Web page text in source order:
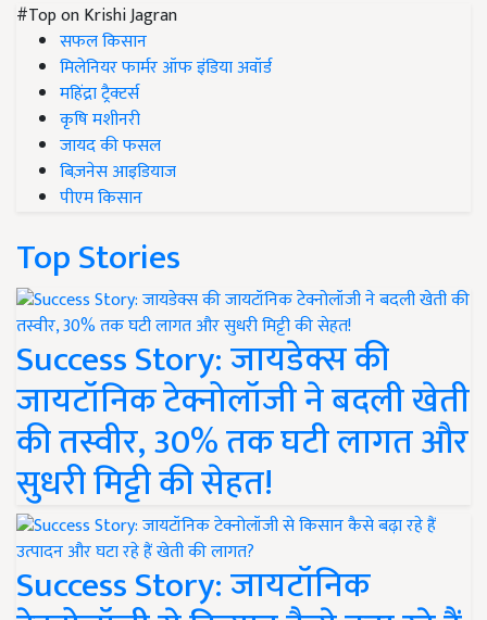
#Top on Krishi Jagran
सफल किसान
मिलेनियर फार्मर ऑफ इंडिया अवॉर्ड
महिंद्रा ट्रैक्टर्स
कृषि मशीनरी
जायद की फसल
बिज़नेस आइडियाज
पीएम किसान
Top Stories
Success Story: जायडेक्स की
जायटॉनिक टेक्नोलॉजी ने बदली खेती
की तस्वीर, 30% तक घटी लागत और
सुधरी मिट्टी की सेहत!
Success Story: जायटॉनिक